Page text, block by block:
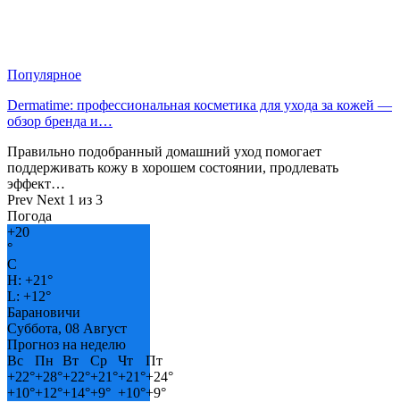
Популярное
Dermatime: профессиональная косметика для ухода за кожей —
обзор бренда и…
Правильно подобранный домашний уход помогает
поддерживать кожу в хорошем состоянии, продлевать
эффект…
Prev Next 1 из 3
Погода
+20
°
C
H: +21°
L: +12°
Барановичи
Суббота, 08 Август
Прогноз на неделю
Вс
Пн Вт Ср Чт
Пт
+22°+28°+22°+21°+21°+24°
+10°+12°+14°+9° +10°+9°